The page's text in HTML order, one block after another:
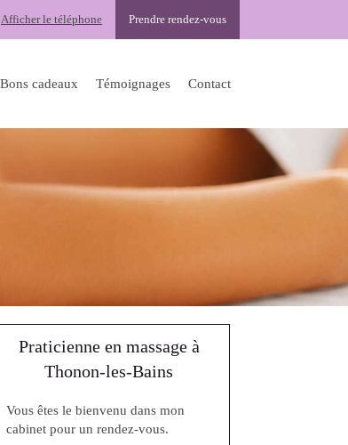
Prendre rendez-vous
Afficher le téléphone
Bons cadeaux Témoignages Contact
Praticienne en massage à
Thonon-les-Bains
Vous êtes le bienvenu dans mon
cabinet pour un rendez-vous.